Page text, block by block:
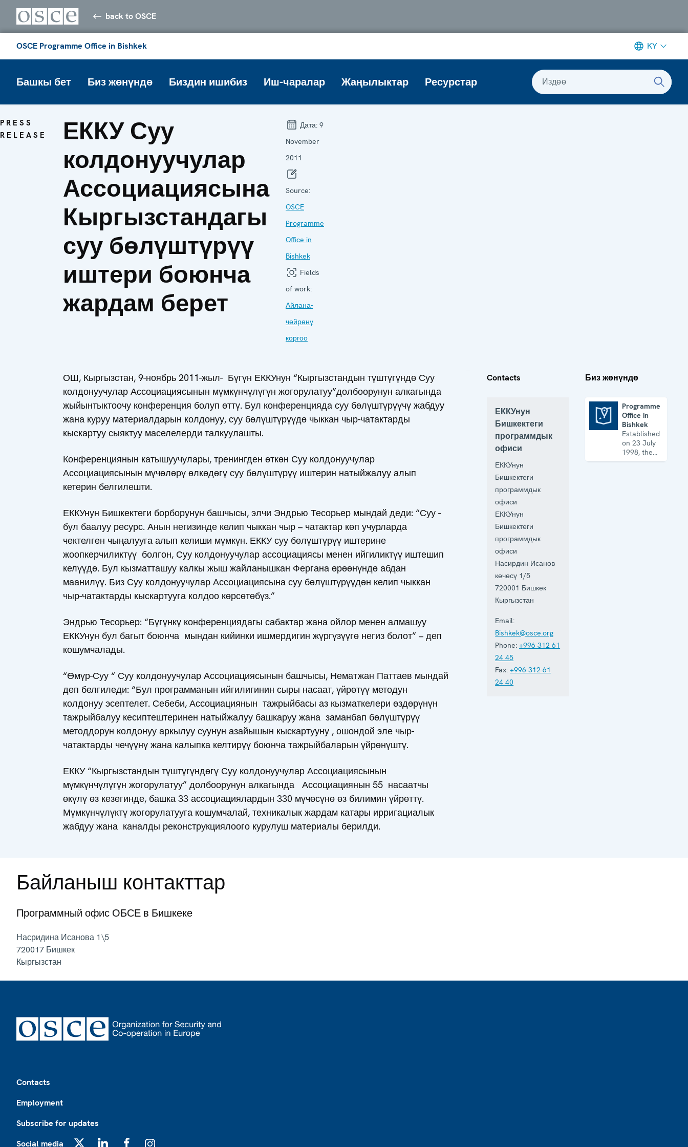
back to OSCE
OSCE Programme Office in Bishkek KY
Башкы бет Биз жөнүндө Биздин ишибиз Иш-чаралар Жаңылыктар Ресурстар Издөө
PRESS
RELEASE
ЕККУ Суу
колдонуучулар
Ассоциациясына
Кыргызстандагы
суу бөлүштүрүү
иштери боюнча
жардам берет
Дата: 9
November
2011
Source:
OSCE
Programme
Office in
Bishkek
Fields
of work:
Айлана-
чөйрөнү
коргоо
ОШ, Кыргызстан, 9-ноябрь 2011-жыл- Бүгүн ЕККУнун “Кыргызстандын түштүгүндө Суу
колдонуучулар Ассоциациясынын мүмкүнчүлүгүн жогорулатуу”долбоорунун алкагында
жыйынтыктоочу конференция болуп өттү. Бул конференцияда суу бөлүштүрүүчү жабдуу
жана куруу материалдарын колдонуу, суу бөлүштүрүүдө чыккан чыр-чатактарды
кыскартуу сыяктуу маселелерди талкуулашты.
Конференциянын катышуучулары, тренингден өткөн Суу колдонуучулар
Ассоциациясынын мүчөлөрү өлкөдөгү суу бөлүштүрүү иштерин натыйжалуу алып
кетерин белгилешти.
ЕККУнун Бишкектеги борборунун башчысы, элчи Эндрью Тесорьер мындай деди: “Суу -
бул баалуу ресурс. Анын негизинде келип чыккан чыр – чатактар көп учурларда
чектелген чыңалууга алып келиши мүмкүн. ЕККУ суу бөлүштүрүү иштерине
жоопкерчиликтүү болгон, Суу колдонуучулар ассоциациясы менен ийгиликтүү иштешип
келүүдө. Бул кызматташуу калкы жыш жайланышкан Фергана өрөөнүндө абдан
маанилүү. Биз Суу колдонуучулар Ассоциациясына суу бөлүштүрүүдөн келип чыккан
чыр-чатактарды кыскартууга колдоо көрсөтөбүз.”
Эндрью Тесорьер: “Бүгүнкү конференциядагы сабактар жана ойлор менен алмашуу
ЕККУнун бул багыт боюнча мындан кийинки ишмердигин жүргүзүүгө негиз болот” – деп
кошумчалады.
“Өмүр-Суу “ Суу колдонуучулар Ассоциациясынын башчысы, Нематжан Паттаев мындай
деп белгиледи: “Бул программанын ийгилигинин сыры насаат, үйрөтүү методун
колдонуу эсептелет. Себеби, Ассоциациянын тажрыйбасы аз кызматкелери өздөрүнүн
тажрыйбалуу кесиптештеринен натыйжалуу башкаруу жана заманбап бөлүштүрүү
методдорун колдонуу аркылуу суунун азайышын кыскартууну , ошондой эле чыр-
чатактарды чечүүнү жана калыпка келтирүү боюнча тажрыйбаларын үйрөнүштү.
ЕККУ “Кыргызстандын түштүгүндөгү Суу колдонуучулар Ассоциациясынын
мүмкүнчүлүгүн жогорулатуу” долбоорунун алкагында Ассоциациянын 55 насаатчы
өкүлү өз кезегинде, башка 33 ассоциациялардын 330 мүчөсүнө өз билимин үйрөттү.
Мүмкүнчүлүктү жогорулатууга кошумчалай, техникалык жардам катары ирригациалык
жабдуу жана каналды реконструкциялоого курулуш материалы берилди.
Contacts
ЕККУнун
Бишкектеги
программдык
офиси
ЕККУнун
Бишкектеги
программдык
офиси
ЕККУнун
Бишкектеги
программдык
офиси
Насирдин Исанов
көчөсү 1/5
720001 Бишкек
Кыргызстан
Email:
Bishkek@osce.org
Phone: +996 312 61
24 45
Fax: +996 312 61
24 40
Биз жөнүндө
Programme
Office in
Bishkek
Established
on 23 July
1998, the
Office works
Байланыш контакттар
Программный офис ОБСЕ в Бишкеке
Насридина Исанова 1\5
720017 Бишкек
Кыргызстан
Contacts
Employment
Subscribe for updates
Social media